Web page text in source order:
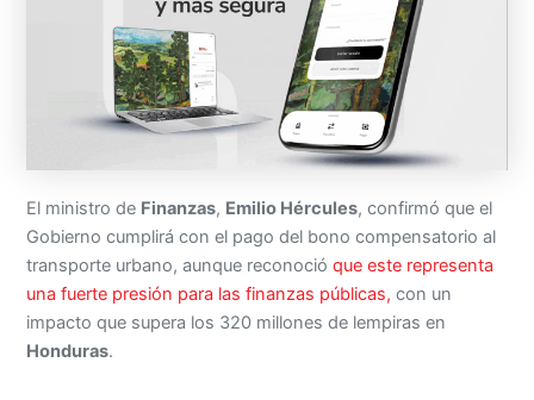
El ministro de Finanzas, Emilio Hércules, confirmó que el
Gobierno cumplirá con el pago del bono compensatorio al
transporte urbano, aunque reconocióque este representa
una fuerte presión para las finanzas públicas,con un
impacto que supera los 320 millones de lempiras en
Honduras.